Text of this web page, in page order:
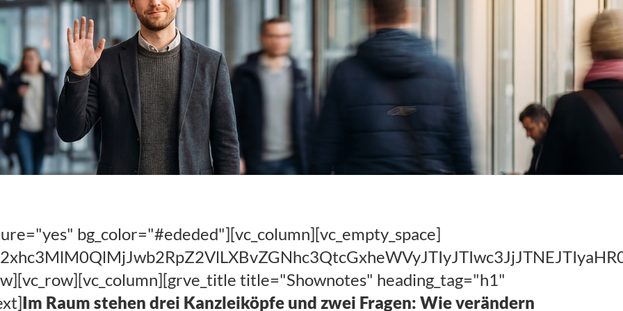
(Werbung)
bg_color="#ededed"][vc_column][vc_empty_space]
title="Shownotes" heading_tag="h1"
Im Raum stehen drei Kanzleiköpfe und zwei Fragen: Wie verändern